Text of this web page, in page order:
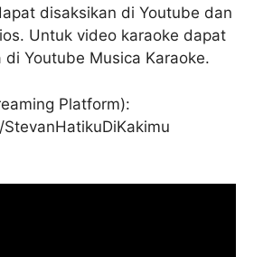
disaksikan di Youtube dan
Untuk video karaoke dapat
Youtube Musica Karaoke.
Platform):